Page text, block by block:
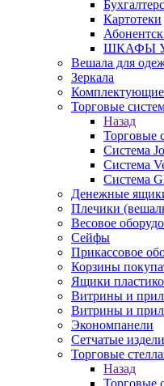
Картотеки
ШКАФЫ
Вешала для
Зеркала
Комплектующие
Торговые
Назад
Торговые
Система
Система
Система
Денежные
Плечики
Весовое
Сейфы
Прикассовое
Корзины
Ящики
Витрины и
Витрины и
Экономпанели
Сетчатые
Торговые
Назад
Торговые